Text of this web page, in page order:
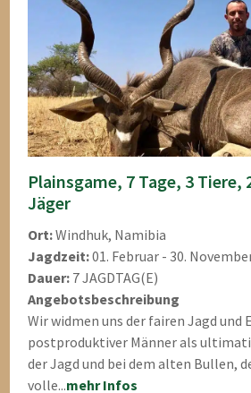
Plainsgame, 7 Tage, 3 Tiere,
Jäger
Ort:Windhuk, Namibia
Jagdzeit:01. Februar - 30.
Dauer: 7 JAGDTAG(E)
Angebotsbeschreibung
Wir widmen uns der fairen Jagd und
postproduktiver Männer als
der Jagd und bei dem alten Bullen,
volle...mehr Infos